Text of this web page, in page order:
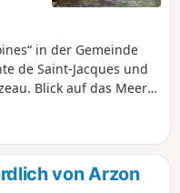
in der Gemeinde
de Saint-Jacques und
Blick auf das Meer
an denen man
Weg durchgehend
ist die Strecke sehr
von Arzon